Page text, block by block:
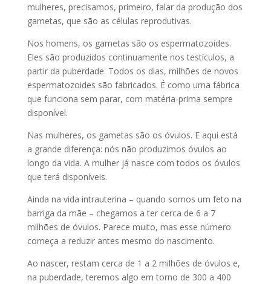
mulheres, precisamos, primeiro, falar da produção dos
gametas, que são as células reprodutivas.
Nos homens, os gametas são os espermatozoides.
Eles são produzidos continuamente nos testículos, a
partir da puberdade. Todos os dias, milhões de novos
espermatozoides são fabricados. É como uma fábrica
que funciona sem parar, com matéria-prima sempre
disponível.
Nas mulheres, os gametas são os óvulos. E aqui está
a grande diferença: nós não produzimos óvulos ao
longo da vida. A mulher já nasce com todos os óvulos
que terá disponíveis.
Ainda na vida intrauterina – quando somos um feto na
barriga da mãe – chegamos a ter cerca de 6 a 7
milhões de óvulos. Parece muito, mas esse número
começa a reduzir antes mesmo do nascimento.
Ao nascer, restam cerca de 1 a 2 milhões de óvulos e,
na puberdade, teremos algo em torno de 300 a 400